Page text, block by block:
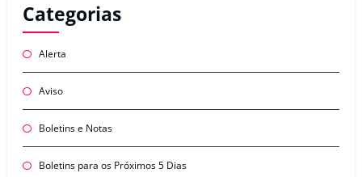
Categorias
Alerta
Aviso
Boletins e Notas
Boletins para os Próximos 5 Dias